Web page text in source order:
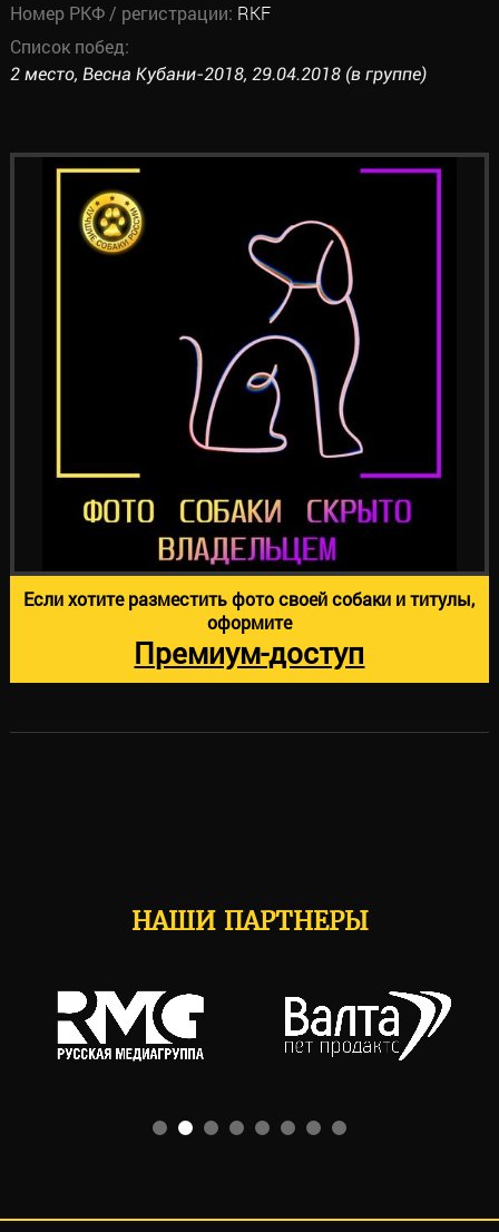
Номер РКФ / регистрации: RKF
Список побед:
2 место, Весна Кубани-2018, 29.04.2018 (в группе)
Если хотите разместить фото своей собаки и титулы,
оформите
Премиум-доступ
НАШИ ПАРТНЕРЫ